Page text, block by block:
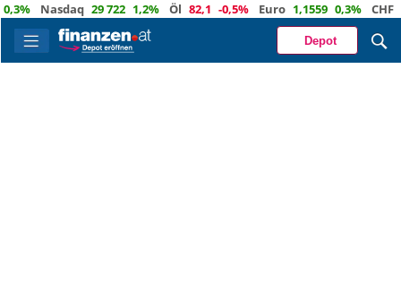
Nasdaq 29 722 1,2% Öl 82,1 -0,5% Euro 1,1559 0,3% CHF
Depot